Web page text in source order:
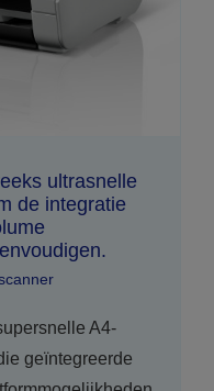
ultrasnelle
de integratie
A4-
geïntegreerde